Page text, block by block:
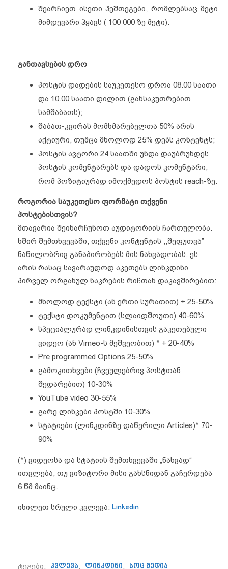
შეარჩიეთ ისეთი ჰეშთეგები, რომლებსაც მეტი
მიმდევარი ჰყავს ( 100 000 ზე მეტი).
განთავსების დრო
პოსტის დადების საუკეთესო დროა 08.00 საათი
და 10.00 საათი დილით (განსაკუთრებით
სამშაბათს);
შაბათ-კვირას მომხმარებელთა 50% არის
აქტიური, თუმცა მხოლოდ 25% დებს კონტენტს;
პოსტის ავტორი 24 საათში უნდა დაუბრუნდეს
პოსტის კომენტარებს და დადოს კომენტარი,
რომ პოზიტიურად იმოქმედოს პოსტის reach-ზე.
როგორია საუკეთესო ფორმატი თქვენი
პოსტებისთვის?
მთავარია შეინარჩუნოთ აუდიტორიის ჩართულობა.
ხშირ შემთხვევაში, თქვენი კონტენტის ,,შეფუთვა”
ნაწილობრივ განაპირობებს მის ნახვადობას. ეს
არის რასაც სავარაუდოდ აკეთებს ლინკდინი
პირველ ორგანულ ნაკრების რიჩთან დაკავშირებით:
მხოლოდ ტექსტი (ან ერთი სურათით) + 25-50%
ტექსტი დოკუმენტით (სლაიდშოუთი) 40-60%
სპეციალურად ლინკდინისთვის გაკეთებული
ვიდეო (ან Vimeo-ს მეშვეობით) * + 20-40%
Pre programmed Options 25-50%
გამოკითხვები (ჩვეულებრივ პოსტთან
შედარებით) 10-30%
YouTube video 30-55%
გარე ლინკები პოსტში 10-30%
სტატიები (ლინკდინზე დაწერილი Articles)* 70-
90%
(*) ვიდეოსა და სტატიის შემთხვევაში „ნახვად“
ითვლება, თუ ვიზიტორი მისი გახსნიდან გაჩერდება
6 წმ მაინც.
იხილეთ სრული კვლევა: Linkedin
ტეგები: კვლევა ლინკდინი სოც მედია